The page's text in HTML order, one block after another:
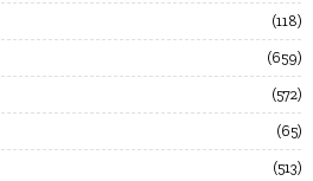
118
659
572
65
513